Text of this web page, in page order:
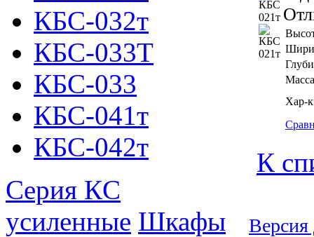
КБС-032т
КБС-033Т
КБС-033
КБС-041т
КБС-042т
Серия КC
усиленные Шкафы
Хар-
К
Версия